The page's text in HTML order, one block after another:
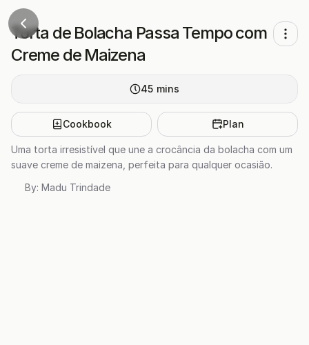
Torta de Bolacha Passa Tempo com
Creme de Maizena
45 mins
Cookbook Plan
Uma torta irresistível que une a crocância da bolacha com um
suave creme de maizena, perfeita para qualquer ocasião.
By: Madu Trindade